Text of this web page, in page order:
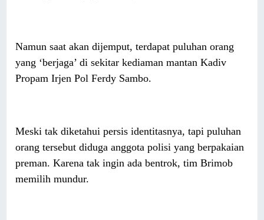
Namun saat akan dijemput, terdapat puluhan orang
yang ‘berjaga’ di sekitar kediaman mantan Kadiv
Propam Irjen Pol Ferdy Sambo.
Meski tak diketahui persis identitasnya, tapi puluhan
orang tersebut diduga anggota polisi yang berpakaian
preman. Karena tak ingin ada bentrok, tim Brimob
memilih mundur.